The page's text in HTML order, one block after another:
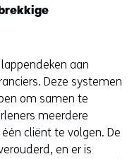
aan
Deze systemen
om samen te
meerdere
cliënt te volgen. De
en er is